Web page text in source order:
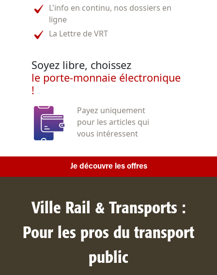
L'info en continu, nos dossiers en
ligne
La Lettre de VRT
Soyez libre, choissez
le porte-monnaie électronique
!
Payez uniquement
pour les articles qui
vous intéressent
Je découvre les offres
Ville Rail & Transports :
Pour les pros du transport
public